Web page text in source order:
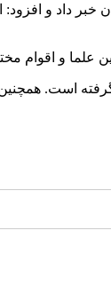
خبر داد و
علما و اقوام
است.